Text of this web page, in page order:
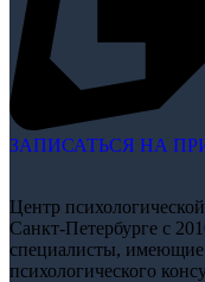
ЗАПИСАТЬСЯ НА
Центр
Санкт-Петербурге с
специалисты,
психологического